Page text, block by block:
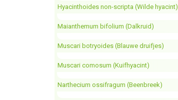
Hyacinthoides non-scripta (Wilde hyacint)
Maianthemum bifolium (Dalkruid)
Muscari botryoides (Blauwe druifjes)
Muscari comosum (Kuifhyacint)
Narthecium ossifragum (Beenbreek)